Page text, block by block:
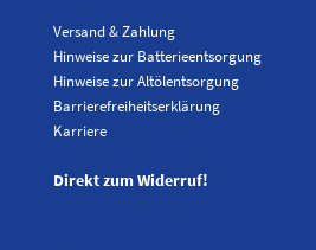
Versand & Zahlung
Hinweise zur Batterieentsorgung
Hinweise zur Altölentsorgung
Barrierefreiheitserklärung
Karriere
Direkt zum Widerruf!